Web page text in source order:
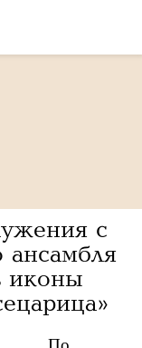
с
ансамбля
иконы